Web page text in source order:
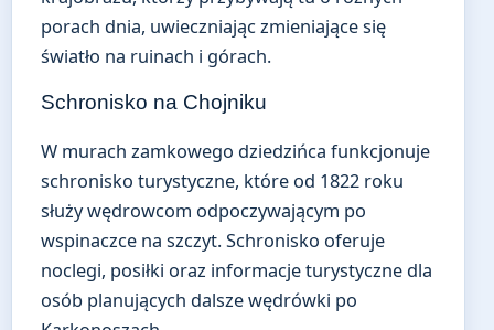
porach dnia, uwieczniając zmieniające się
światło na ruinach i górach.
Schronisko na Chojniku
W murach zamkowego dziedzińca funkcjonuje
schronisko turystyczne, które od 1822 roku
służy wędrowcom odpoczywającym po
wspinaczce na szczyt. Schronisko oferuje
noclegi, posiłki oraz informacje turystyczne dla
osób planujących dalsze wędrówki po